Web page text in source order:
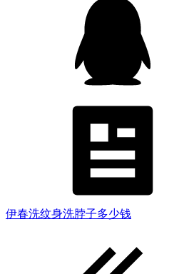
伊春洗纹身洗脖子多少钱